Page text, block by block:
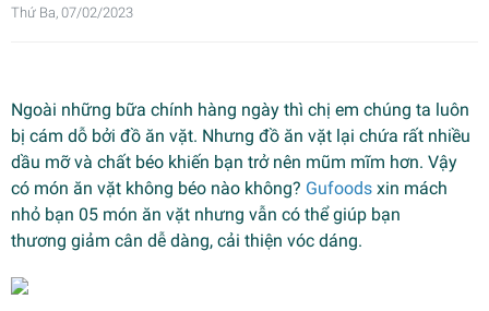
Thứ Ba, 07/02/2023
Ngoài những bữa chính hàng ngày thì chị em chúng ta luôn
bị cám dỗ bởi đồ ăn vặt. Nhưng đồ ăn vặt lại chứa rất nhiều
dầu mỡ và chất béo khiến bạn trở nên mũm mĩm hơn. Vậy
có món ăn vặt không béo nào không? Gufoods xin mách
nhỏ bạn 05 món ăn vặt nhưng vẫn có thể giúp bạn
thương giảm cân dễ dàng, cải thiện vóc dáng.